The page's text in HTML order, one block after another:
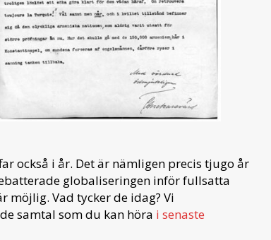
också i år. Det är nämligen precis tjugo år
globaliseringen inför fullsatta
möjlig. Vad tycker de idag? Vi
samtal som du kan höra i senaste